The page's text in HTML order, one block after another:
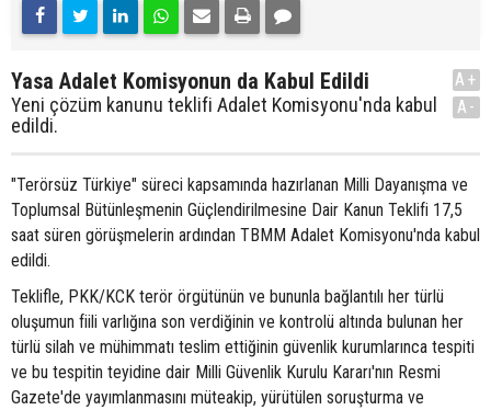
Yasa Adalet Komisyonun da Kabul Edildi
Yeni çözüm kanunu teklifi Adalet Komisyonu'nda kabul
edildi.
A+
A-
"Terörsüz Türkiye" süreci kapsamında hazırlanan Milli Dayanışma ve
Toplumsal Bütünleşmenin Güçlendirilmesine Dair Kanun Teklifi 17,5
saat süren görüşmelerin ardından TBMM Adalet Komisyonu'nda kabul
edildi.
Teklifle, PKK/KCK terör örgütünün ve bununla bağlantılı her türlü
oluşumun fiili varlığına son verdiğinin ve kontrolü altında bulunan her
türlü silah ve mühimmatı teslim ettiğinin güvenlik kurumlarınca tespiti
ve bu tespitin teyidine dair Milli Güvenlik Kurulu Kararı'nın Resmi
Gazete'de yayımlanmasını müteakip, yürütülen soruşturma ve